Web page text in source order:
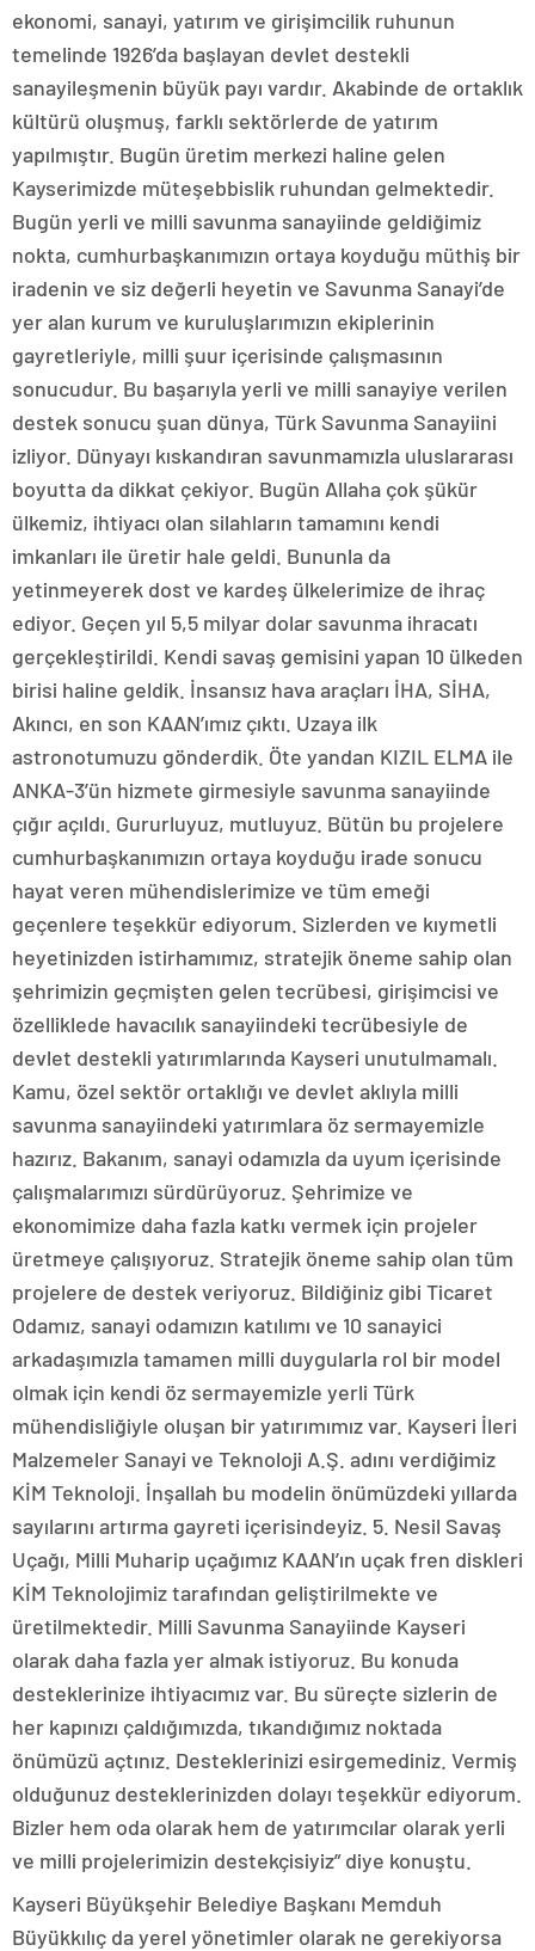
ekonomi, sanayi, yatırım ve girişimcilik ruhunun
temelinde 1926’da başlayan devlet destekli
sanayileşmenin büyük payı vardır. Akabinde de ortaklık
kültürü oluşmuş, farklı sektörlerde de yatırım
yapılmıştır. Bugün üretim merkezi haline gelen
Kayserimizde müteşebbislik ruhundan gelmektedir.
Bugün yerli ve milli savunma sanayiinde geldiğimiz
nokta, cumhurbaşkanımızın ortaya koyduğu müthiş bir
iradenin ve siz değerli heyetin ve Savunma Sanayi’de
yer alan kurum ve kuruluşlarımızın ekiplerinin
gayretleriyle, milli şuur içerisinde çalışmasının
sonucudur. Bu başarıyla yerli ve milli sanayiye verilen
destek sonucu şuan dünya, Türk Savunma Sanayiini
izliyor. Dünyayı kıskandıran savunmamızla uluslararası
boyutta da dikkat çekiyor. Bugün Allaha çok şükür
ülkemiz, ihtiyacı olan silahların tamamını kendi
imkanları ile üretir hale geldi. Bununla da
yetinmeyerek dost ve kardeş ülkelerimize de ihraç
ediyor. Geçen yıl 5,5 milyar dolar savunma ihracatı
gerçekleştirildi. Kendi savaş gemisini yapan 10 ülkeden
birisi haline geldik. İnsansız hava araçları İHA, SİHA,
Akıncı, en son KAAN’ımız çıktı. Uzaya ilk
astronotumuzu gönderdik. Öte yandan KIZIL ELMA ile
ANKA-3’ün hizmete girmesiyle savunma sanayiinde
çığır açıldı. Gururluyuz, mutluyuz. Bütün bu projelere
cumhurbaşkanımızın ortaya koyduğu irade sonucu
hayat veren mühendislerimize ve tüm emeği
geçenlere teşekkür ediyorum. Sizlerden ve kıymetli
heyetinizden istirhamımız, stratejik öneme sahip olan
şehrimizin geçmişten gelen tecrübesi, girişimcisi ve
özelliklede havacılık sanayiindeki tecrübesiyle de
devlet destekli yatırımlarında Kayseri unutulmamalı.
Kamu, özel sektör ortaklığı ve devlet aklıyla milli
savunma sanayiindeki yatırımlara öz sermayemizle
hazırız. Bakanım, sanayi odamızla da uyum içerisinde
çalışmalarımızı sürdürüyoruz. Şehrimize ve
ekonomimize daha fazla katkı vermek için projeler
üretmeye çalışıyoruz. Stratejik öneme sahip olan tüm
projelere de destek veriyoruz. Bildiğiniz gibi Ticaret
Odamız, sanayi odamızın katılımı ve 10 sanayici
arkadaşımızla tamamen milli duygularla rol bir model
olmak için kendi öz sermayemizle yerli Türk
mühendisliğiyle oluşan bir yatırımımız var. Kayseri İleri
Malzemeler Sanayi ve Teknoloji A.Ş. adını verdiğimiz
KİM Teknoloji. İnşallah bu modelin önümüzdeki yıllarda
sayılarını artırma gayreti içerisindeyiz. 5. Nesil Savaş
Uçağı, Milli Muharip uçağımız KAAN’ın uçak fren diskleri
KİM Teknolojimiz tarafından geliştirilmekte ve
üretilmektedir. Milli Savunma Sanayiinde Kayseri
olarak daha fazla yer almak istiyoruz. Bu konuda
desteklerinize ihtiyacımız var. Bu süreçte sizlerin de
her kapınızı çaldığımızda, tıkandığımız noktada
önümüzü açtınız. Desteklerinizi esirgemediniz. Vermiş
olduğunuz desteklerinizden dolayı teşekkür ediyorum.
Bizler hem oda olarak hem de yatırımcılar olarak yerli
ve milli projelerimizin destekçisiyiz” diye konuştu.
Kayseri Büyükşehir Belediye Başkanı Memduh
Büyükkılıç da yerel yönetimler olarak ne gerekiyorsa